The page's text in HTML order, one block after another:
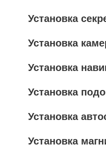
Установка
Установка
Установка
Установка
Установка
Установка